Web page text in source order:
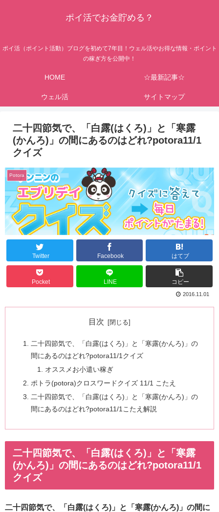
ポイ活でお金貯める？
ポイ活（ポイント活動）ブログを初めて7年目！ウェル活やお得な情報・ポイント
の稼ぎ方を公開中！
HOME ☆最新記事☆
ウェル活 サイトマップ
二十四節気で、「白露(はくろ)」と「寒露
(かんろ)」の間にあるのはどれ?potora11/1
クイズ
Potora
Twitter Facebook はてブ
Pocket LINE コピー
2016.11.01
目次
二十四節気で、「白露(はくろ)」と「寒露(かんろ)」の
間にあるのはどれ?potora11/1クイズ
オススメお小遣い稼ぎ
ポトラ(potora)クロスワードクイズ 11/1 こたえ
二十四節気で、「白露(はくろ)」と「寒露(かんろ)」の
間にあるのはどれ?potora11/1こたえ解説
二十四節気で、「白露(はくろ)」と「寒露
(かんろ)」の間にあるのはどれ?potora11/1
クイズ
二十四節気で、「白露(はくろ)」と「寒露(かんろ)」の間に